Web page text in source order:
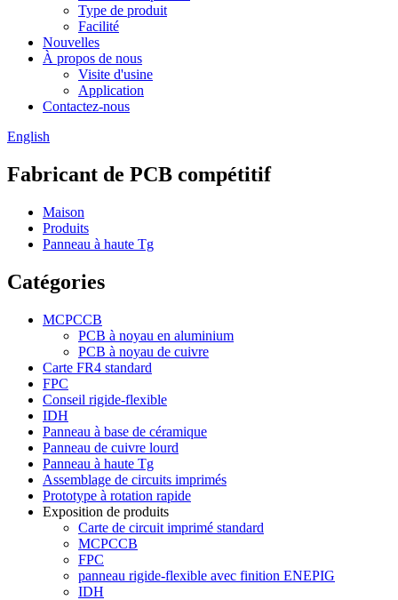
Type de produit
Facilité
Nouvelles
À propos de nous
Visite d'usine
Application
Contactez-nous
English
Fabricant de PCB compétitif
Maison
Produits
Panneau à haute Tg
Catégories
MCPCCB
PCB à noyau en aluminium
PCB à noyau de cuivre
Carte FR4 standard
FPC
Conseil rigide-flexible
IDH
Panneau à base de céramique
Panneau de cuivre lourd
Panneau à haute Tg
Assemblage de circuits imprimés
Prototype à rotation rapide
Exposition de produits
Carte de circuit imprimé standard
MCPCCB
FPC
panneau rigide-flexible avec finition ENEPIG
IDH